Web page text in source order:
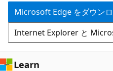
ツ
に
ス
キ
ッ
Microsoft Edge をダウン
Internet Explorer と
Learn